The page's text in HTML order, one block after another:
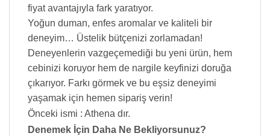
fiyat avantajıyla fark yaratıyor.
Yoğun duman, enfes aromalar ve kaliteli bir
deneyim… Üstelik bütçenizi zorlamadan!
Deneyenlerin vazgeçemediği bu yeni ürün, hem
cebinizi koruyor hem de nargile keyfinizi doruğa
çıkarıyor. Farkı görmek ve bu eşsiz deneyimi
yaşamak için hemen sipariş verin!
Önceki ismi : Athena dır.
Denemek İçin Daha Ne Bekliyorsunuz?